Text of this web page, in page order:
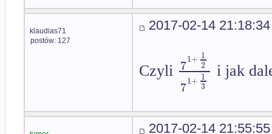
klaudias71
postów: 127
2017-02-14 21:18:34
Czyli 71+ 1
2
71+ 1
3
i jak
2017-02-14 21:55:55